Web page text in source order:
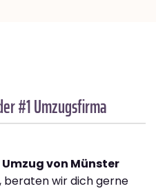
#1 Umzugsfirma
von Münster
, beraten wir dich gerne